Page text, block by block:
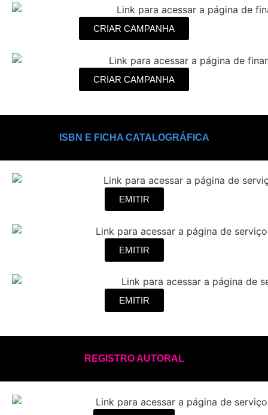
CRIAR CAMPANHA
CRIAR CAMPANHA
ISBN E FICHA CATALOGRÁFICA
EMITIR
EMITIR
EMITIR
REGISTRO AUTORAL